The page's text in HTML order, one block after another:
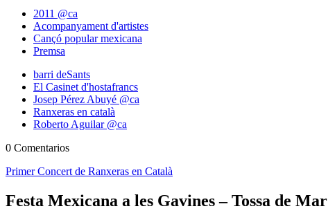
2011 @ca
Acompanyament d'artistes
Cançó popular mexicana
Premsa
barri deSants
El Casinet d'hostafrancs
Josep Pérez Abuyé @ca
Ranxeras en català
Roberto Aguilar @ca
0 Comentarios
Primer Concert de Ranxeras en Català
Festa Mexicana a les Gavines – Tossa de Mar